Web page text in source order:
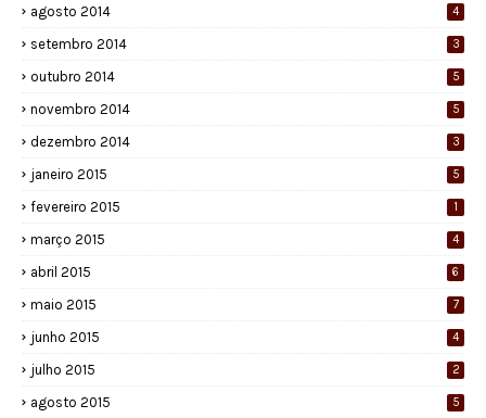
agosto 2014 4
setembro 2014 3
outubro 2014 5
novembro 2014 5
dezembro 2014 3
janeiro 2015 5
fevereiro 2015 1
março 2015 4
abril 2015 6
maio 2015 7
junho 2015 4
julho 2015 2
agosto 2015 5